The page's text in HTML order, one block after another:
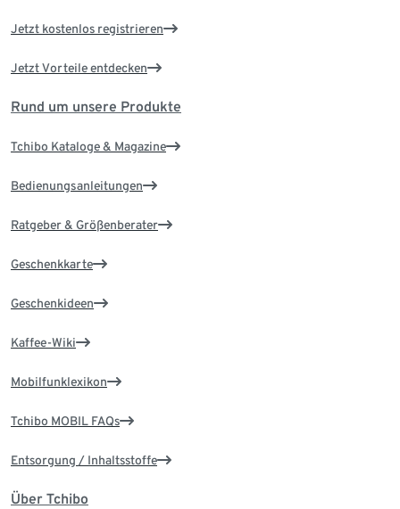
Jetzt kostenlos registrieren
Jetzt Vorteile entdecken
Rund um unsere Produkte
Tchibo Kataloge & Magazine
Bedienungsanleitungen
Ratgeber & Größenberater
Geschenkkarte
Geschenkideen
Kaffee-Wiki
Mobilfunklexikon
Tchibo MOBIL FAQs
Entsorgung / Inhaltsstoffe
Über Tchibo